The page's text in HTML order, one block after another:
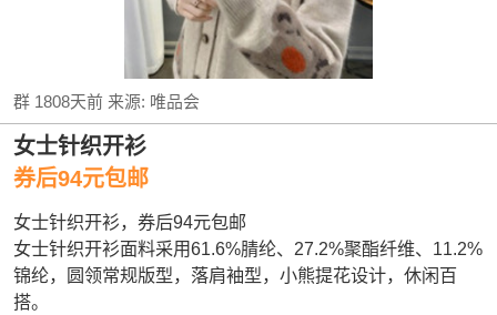
群 1808天前来源: 唯品会
女士针织开衫
券后94元包邮
女士针织开衫，券后94元包邮
女士针织开衫面料采用61.6%腈纶、27.2%聚酯纤维、11.2%
锦纶，圆领常规版型，落肩袖型，小熊提花设计，休闲百
搭。